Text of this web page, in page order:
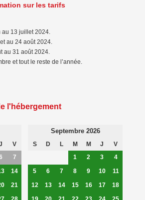
sur les tarifs
13 juillet 2024.
au 24 août 2024.
au 31 août 2024.
et tout le reste de l’année.
l'hébergement
V
7
14
21
Septembre 2026
S D L M M J
V
1
2 3
4
5
6 7 8 9 10
11
12
13 14 15 16 17
18